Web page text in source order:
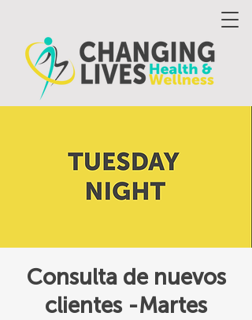
Consulta de nuevos
clientes -Martes